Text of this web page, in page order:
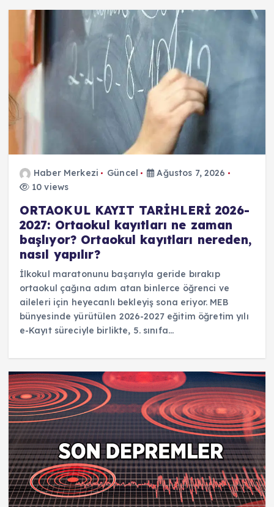
Haber Merkezi Güncel
Ağustos 7, 2026
10 views
ORTAOKUL KAYIT TARİHLERİ 2026-
2027: Ortaokul kayıtları ne zaman
başlıyor? Ortaokul kayıtları nereden,
nasıl yapılır?
İlkokul maratonunu başarıyla geride bırakıp
ortaokul çağına adım atan binlerce öğrenci ve
aileleri için heyecanlı bekleyiş sona eriyor. MEB
bünyesinde yürütülen 2026-2027 eğitim öğretim yılı
e-Kayıt süreciyle birlikte, 5. sınıfa…